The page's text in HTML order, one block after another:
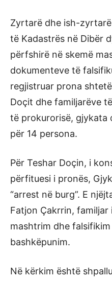
Zyrtarë dhe ish-
të Kadastrës në Dibër
përfshirë në skemë
dokumenteve të
regjistruar prona
Doçit dhe familjarëve
të prokurorisë, gjykata
për 14 persona.
Për Teshar Doçin, i
përfituesi i pronës,
“arrest në burg”. E
Fatjon Çakrrin,
mashtrim dhe
bashkëpunim.
Në kërkim është